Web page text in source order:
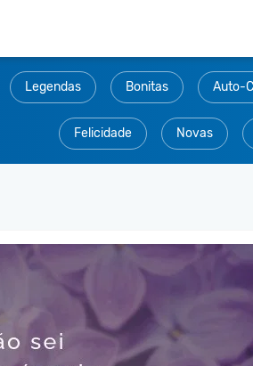
Legendas Bonitas Auto-
Felicidade Novas